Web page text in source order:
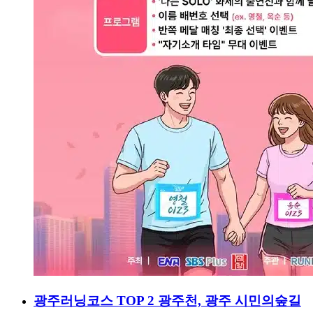
광주러닝코스 TOP 2 광주천, 광주 시민의숲길